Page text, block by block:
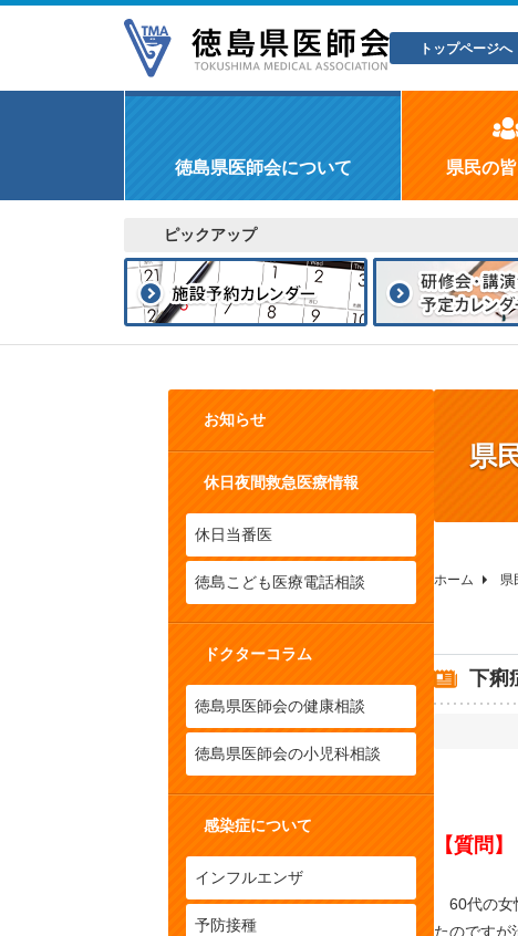
トップページへ
徳島県医師会について 県民の
ピックアップ
県
ホーム 県
下痢
【質問
60代の女
たのですが
お知らせ
休日夜間救急医療情報
休日当番医
徳島こども医療電話相談
ドクターコラム
徳島県医師会の健康相談
徳島県医師会の小児科相談
感染症について
インフルエンザ
予防接種